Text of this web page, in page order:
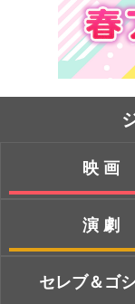
映画
演劇
セレブ＆ゴ